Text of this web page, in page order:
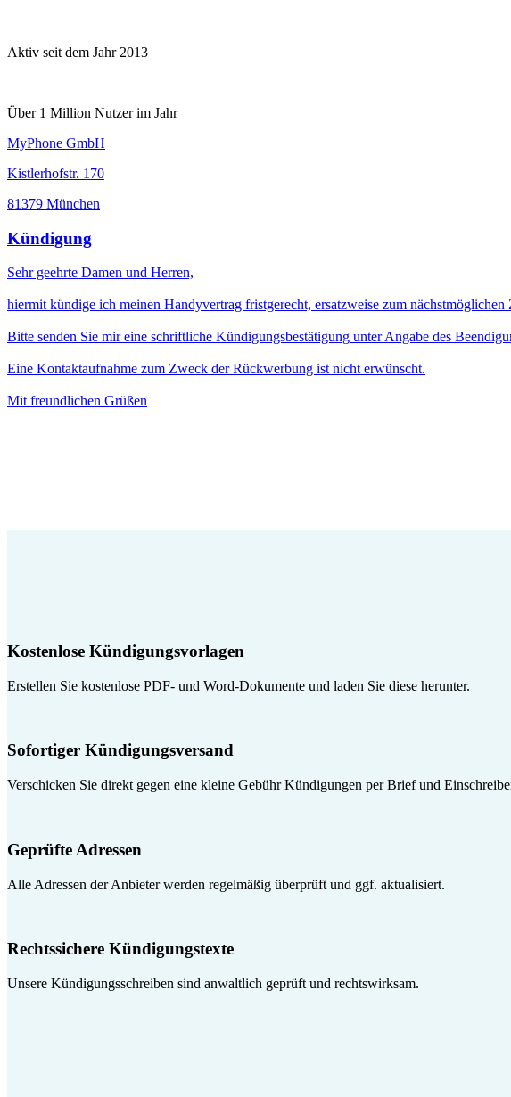
Aktiv seit dem Jahr 2013
Über 1 Million Nutzer im Jahr
MyPhone GmbH
Kistlerhofstr. 170
81379 München
Kündigung
Sehr geehrte Damen und Herren,
hiermit kündige ich meinen Handyvertrag fristgerecht, ersatzweise zum nächstmöglichen
Bitte senden Sie mir eine schriftliche Kündigungsbestätigung unter Angabe des
Eine Kontaktaufnahme zum Zweck der Rückwerbung ist nicht erwünscht.
Mit freundlichen Grüßen
Kostenlose Kündigungsvorlagen
Erstellen Sie kostenlose PDF- und Word-Dokumente und laden Sie diese herunter.
Sofortiger Kündigungsversand
Verschicken Sie direkt gegen eine kleine Gebühr Kündigungen per Brief und
Geprüfte Adressen
Alle Adressen der Anbieter werden regelmäßig überprüft und ggf. aktualisiert.
Rechtssichere Kündigungstexte
Unsere Kündigungsschreiben sind anwaltlich geprüft und rechtswirksam.